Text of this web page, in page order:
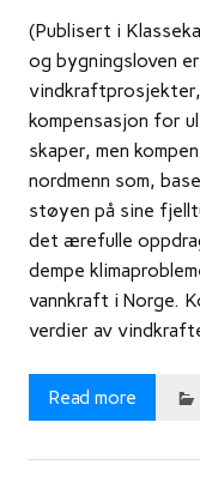
(Publisert i
og bygningsloven
kompensasjon for
skaper, men
nordmenn som,
støyen på sine
det ærefulle
dempe
vannkraft i Norge.
verdier av
Read more